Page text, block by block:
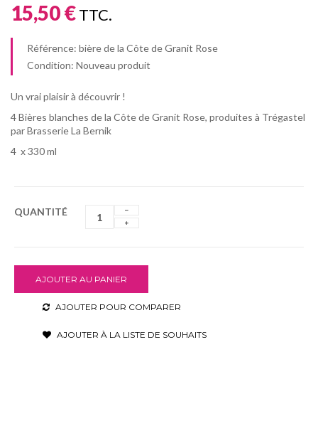
15,50 €TTC.
Référence: bière de la Côte de Granit Rose
Condition: Nouveau produit
Un vrai plaisir à découvrir !
4 Bières blanches de la Côte de Granit Rose, produites à Trégastel
par Brasserie La Bernik
4 x 330 ml
QUANTITÉ
AJOUTER AU PANIER
AJOUTER POUR COMPARER
AJOUTER À LA LISTE DE SOUHAITS